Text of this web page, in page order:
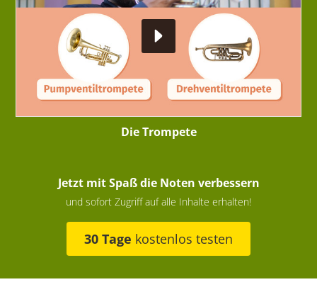
Die Trompete
Jetzt mit Spaß die Noten verbessern
und sofort Zugriff auf alle Inhalte erhalten!
30 Tage kostenlos testen